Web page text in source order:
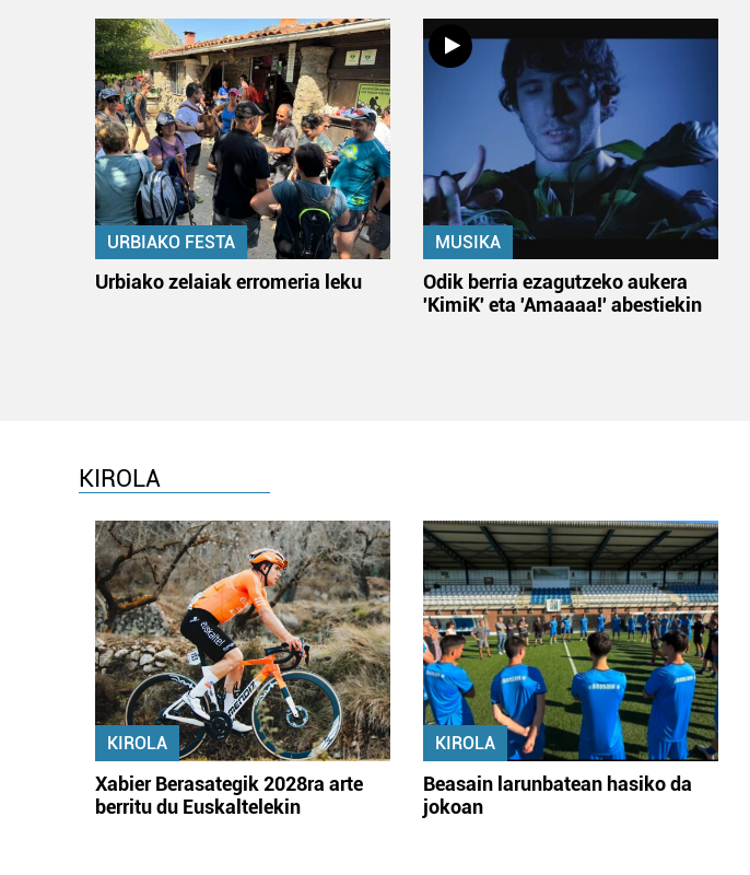
URBIAKO FESTA
Urbiako zelaiak erromeria leku
MUSIKA
Odik berria ezagutzeko aukera
'KimiK' eta 'Amaaaa!' abestiekin
KIROLA
KIROLA
Xabier Berasategik 2028ra arte
berritu du Euskaltelekin
KIROLA
Beasain larunbatean hasiko da
jokoan